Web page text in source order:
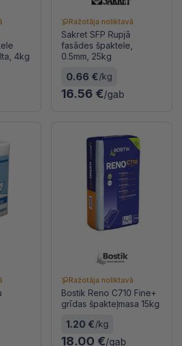
4kg
Ražotāja noliktavā
Sakret SFP Rupjā
fasādes špaktele,
0.5mm, 25kg
0.66 €/kg
16.56 €/gab
Ražotāja noliktavā
Bostik Reno C710 Fine+
grīdas špakteļmasa 15kg
1.20 €/kg
18.00 €/gab